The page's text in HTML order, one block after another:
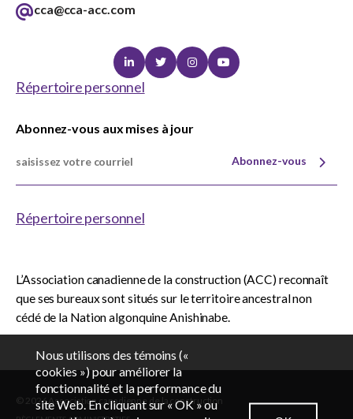
EN
cca@cca-acc.com
LinkedinTwitterInstagramYoutube
Répertoire personnel
Abonnez-vous aux mises à jour
Abonnez-vous
Répertoire personnel
L’Association canadienne de la construction (ACC) reconnaît
que ses bureaux sont situés sur le territoire ancestral non
cédé de la Nation algonquine Anishinabe.
© 2026 Association canadienne de la construction
Nous utilisons des témoins («
cookies ») pour améliorer la
fonctionnalité et la performance du
site Web. En cliquant sur « OK » ou